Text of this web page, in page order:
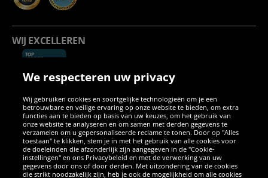
WIJ EXCELLEREN
SOCIALE MEDIA
FacebookInstagram
WhatsApp
TikTokTwitterYouTube
We respecteren uw privacy
Wij gebruiken cookies en soortgelijke technologieën om je een
betrouwbare en veilige ervaring op onze website te bieden, om extra
functies aan te bieden op basis van uw keuzes, om het gebruik van
onze website te analyseren en om samen met derden gegevens te
verzamelen om u gepersonaliseerde reclame te tonen. Door op "Alles
toestaan" te klikken, stem je in met het gebruik van alle cookies voor
de doeleinden die afzonderlijk zijn aangegeven in de "Cookie-
instellingen" en ons Privacybeleid en met de verwerking van uw
gegevens door ons of door derden. Met uitzondering van de cookies
die strikt noodzakelijk zijn, heb je ook de mogelijkheid om alle cookies